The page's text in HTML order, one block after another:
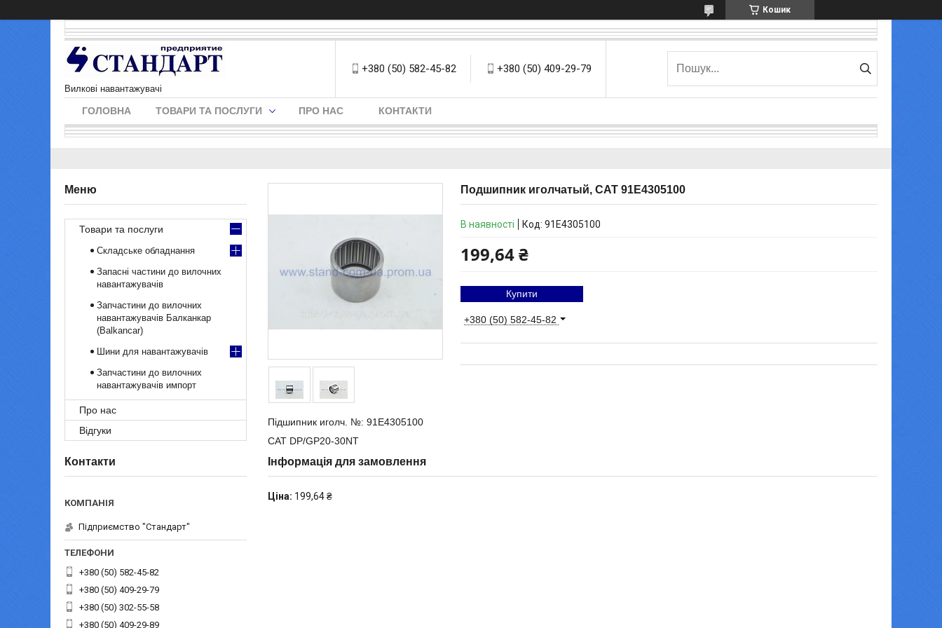
Кошик
Вилкові навантажувачі
+380 (50) 582-45-82 +380 (50) 409-29-79
ГОЛОВНА ТОВАРИ ТА ПОСЛУГИ ПРО НАС КОНТАКТИ
Подшипник иголчатый, CAT 91E4305100
В наявності Код: 91E4305100
199,64 ₴
Купити
+380 (50) 582-45-82
Підшипник иголч. №: 91E4305100
САТ DP/GP20-30NT
Інформація для замовлення
Ціна: 199,64 ₴
Товари та послуги
Складське обладнання
Запасні частини до вилочних
навантажувачів
Запчастини до вилочних
навантажувачів Балканкар
(Balkancar)
Шини для навантажувачів
Запчастини до вилочних
навантажувачів импорт
Про нас
Відгуки
Контакти
Підприємство "Стандарт"
+380 (50) 582-45-82
+380 (50) 409-29-79
+380 (50) 302-55-58
+380 (50) 409-29-89